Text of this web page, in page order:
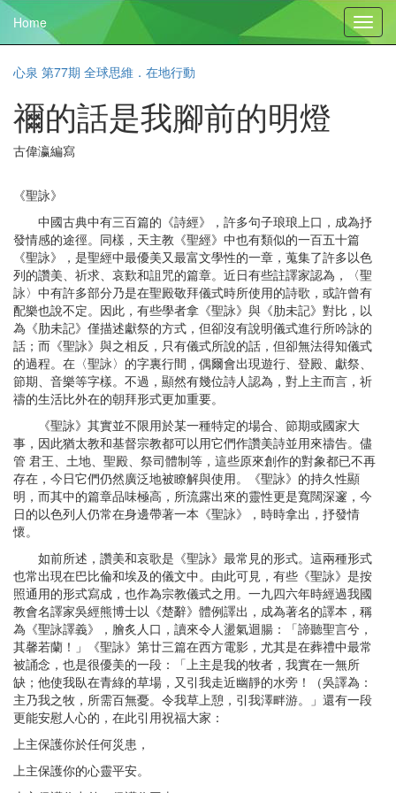
Home
心泉 第77期 全球思維．在地行動
禰的話是我腳前的明燈
古偉瀛編寫
《聖詠》
中國古典中有三百篇的《詩經》，許多句子琅琅上口，成為抒
發情感的途徑。同樣，天主教《聖經》中也有類似的一百五十篇
《聖詠》，是聖經中最優美又最富文學性的一章，蒐集了許多以色
列的讚美、祈求、哀歎和詛咒的篇章。近日有些註譯家認為，〈聖
詠〉中有許多部分乃是在聖殿敬拜儀式時所使用的詩歌，或許曾有
配樂也說不定。因此，有些學者拿《聖詠》與《肋未記》對比，以
為《肋未記》僅描述獻祭的方式，但卻沒有說明儀式進行所吟詠的
話；而《聖詠》與之相反，只有儀式所說的話，但卻無法得知儀式
的過程。在〈聖詠〉的字裏行間，偶爾會出現遊行、登殿、獻祭、
節期、音樂等字樣。不過，顯然有幾位詩人認為，對上主而言，祈
禱的生活比外在的朝拜形式更加重要。
《聖詠》其實並不限用於某一種特定的場合、節期或國家大
事，因此猶太教和基督宗教都可以用它們作讚美詩並用來禱告。儘
管 君王、土地、聖殿、祭司體制等，這些原來創作的對象都已不再
存在，今日它們仍然廣泛地被瞭解與使用。《聖詠》的持久性顯
明，而其中的篇章品味極高，所流露出來的靈性更是寬闊深邃，今
日的以色列人仍常在身邊帶著一本《聖詠》，時時拿出，抒發情
懷。
如前所述，讚美和哀歌是《聖詠》最常見的形式。這兩種形式
也常出現在巴比倫和埃及的儀文中。由此可見，有些《聖詠》是按
照通用的形式寫成，也作為宗教儀式之用。一九四六年時經過我國
教會名譯家吳經熊博士以《楚辭》體例譯出，成為著名的譯本，稱
為《聖詠譯義》，膾炙人口，讀來令人盪氣迴腸：「諦聽聖言兮，
其馨若蘭！」《聖詠》第廿三篇在西方電影，尤其是在葬禮中最常
被誦念，也是很優美的一段：「上主是我的牧者，我實在一無所
缺；他使我臥在青綠的草場，又引我走近幽靜的水旁！（吳譯為：
主乃我之牧，所需百無憂。令我草上憩，引我澤畔游。」還有一段
更能安慰人心的，在此引用祝福大家：
上主保護你於任何災患，
上主保護你的心靈平安。